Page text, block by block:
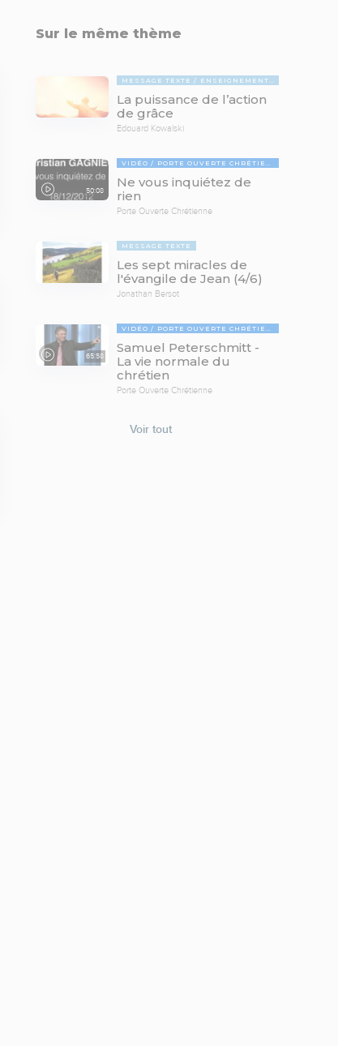
Sur le même thème
MESSAGE TEXTE ENSEIGNEMENTS BIBLIQUES
La puissance de l’action
de grâce
Edouard Kowalski
50:08
VIDÉO PORTE OUVERTE CHRÉTIENNE
Ne vous inquiétez de
rien
Porte Ouverte Chrétienne
MESSAGE TEXTE
Les sept miracles de
l'évangile de Jean (4/6)
Jonathan Bersot
65:58
VIDÉO PORTE OUVERTE CHRÉTIENNE
Samuel Peterschmitt -
La vie normale du
chrétien
Porte Ouverte Chrétienne
Voir tout